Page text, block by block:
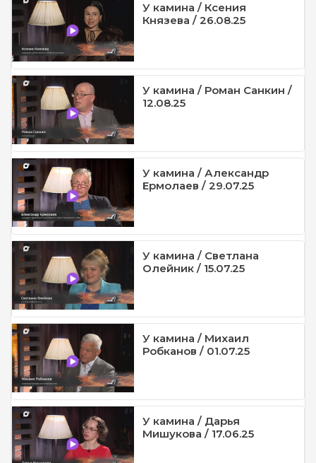
У камина / Ксения
Князева / 26.08.25
У камина / Роман Санкин /
12.08.25
У камина / Александр
Ермолаев / 29.07.25
У камина / Светлана
Олейник / 15.07.25
У камина / Михаил
Робканов / 01.07.25
У камина / Дарья
Мишукова / 17.06.25